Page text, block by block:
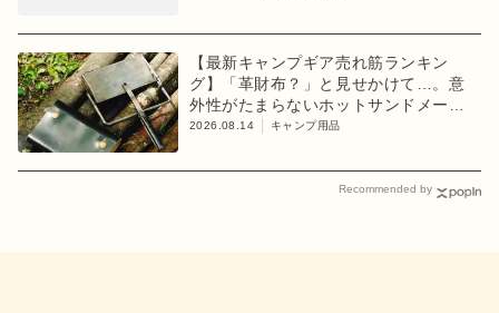
【最新キャンプギア売れ筋ランキン
グ】「革財布？」と見せかけて…。意
外性がたまらないホットサンドメーカ
ーが1位【8月2週目】
2026.08.14 キャンプ用品
Recommended by